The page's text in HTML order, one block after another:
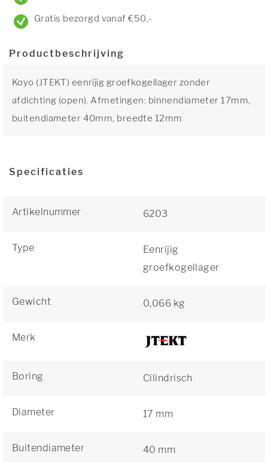
Gratis bezorgd vanaf €50,-
Productbeschrijving
Koyo (JTEKT) eenrijig groefkogellager zonder
afdichting (open). Afmetingen: binnendiameter 17mm,
buitendiameter 40mm, breedte 12mm
Specificaties
Artikelnummer 6203
Type
Eenrijig
groefkogellager
Gewicht 0,066 kg
Merk
Boring Cilindrisch
Diameter 17 mm
Buitendiameter 40 mm